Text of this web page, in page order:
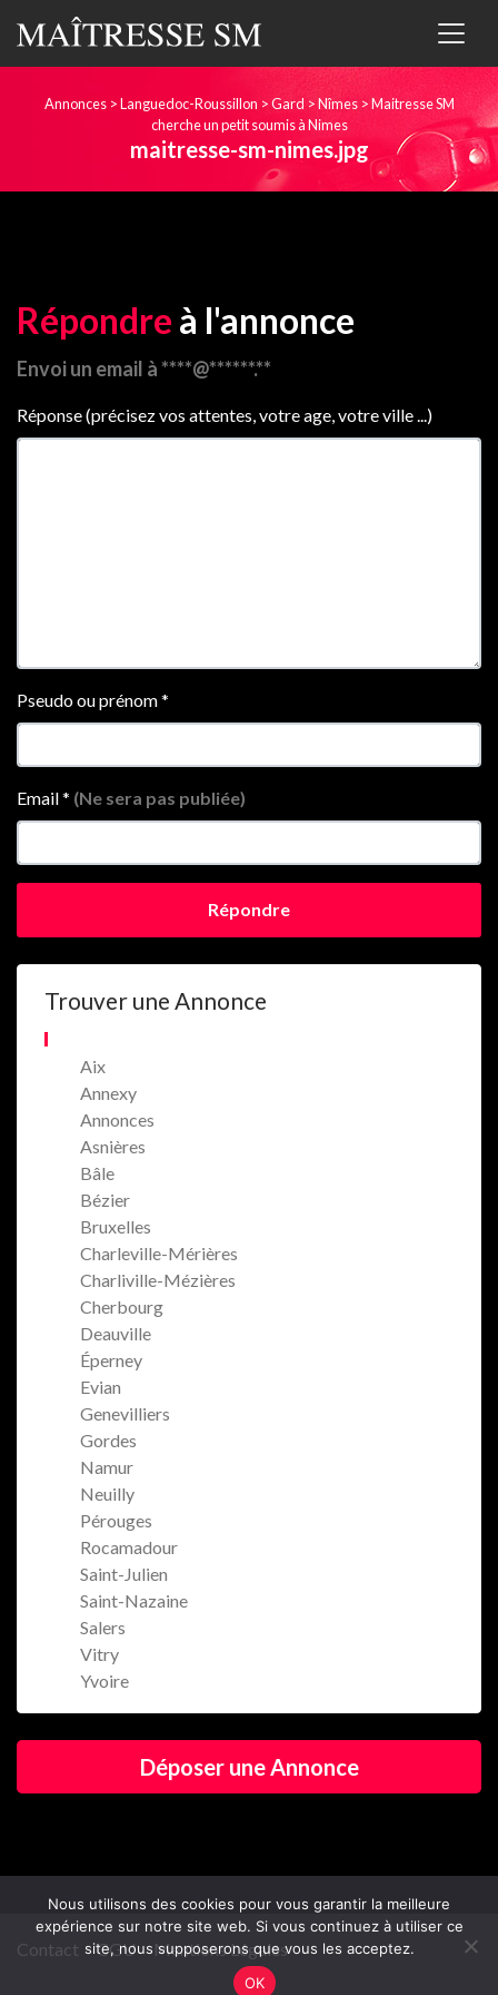
Annonces>Languedoc-Roussillon >Gard >Nîmes>Maitresse SM
cherche un petit soumis à Nimes
maitresse-sm-nimes.jpg
Répondre à l'annonce
Envoi un email à ****@******.**
Réponse (précisez vos attentes, votre age, votre ville ...)
Pseudo ou prénom*
Email* (Ne sera pas publiée)
Répondre
Trouver une Annonce
Aix
Annexy
Annonces
Asnières
Bâle
Bézier
Bruxelles
Charleville-Mérières
Charliville-Mézières
Cherbourg
Deauville
Éperney
Evian
Genevilliers
Gordes
Namur
Neuilly
Pérouges
Rocamadour
Saint-Julien
Saint-Nazaine
Salers
Vitry
Yvoire
Déposer une Annonce
Contact CGU Mentions Légales
Nous utilisons des cookies pour vous garantir la meilleure
expérience sur notre site web. Si vous continuez à utiliser ce
site, nous supposerons que vous les acceptez.
OK